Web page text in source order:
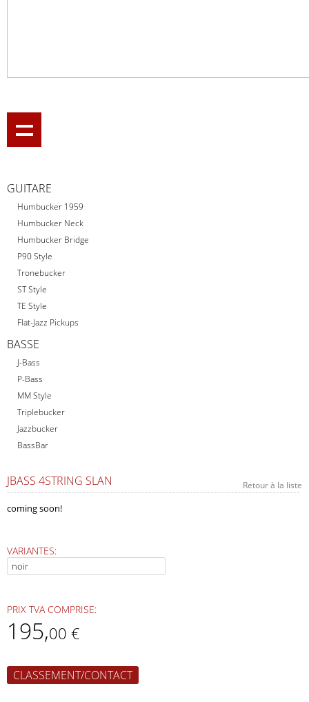
GUITARE
Humbucker 1959
Humbucker Neck
Humbucker Bridge
P90 Style
Tronebucker
ST Style
TE Style
Flat-Jazz Pickups
BASSE
J-Bass
P-Bass
MM Style
Triplebucker
Jazzbucker
BassBar
JBASS 4STRING SLAN Retour à la liste
coming soon!
VARIANTES:
PRIX TVA COMPRISE:
195,00 €
CLASSEMENT/CONTACT